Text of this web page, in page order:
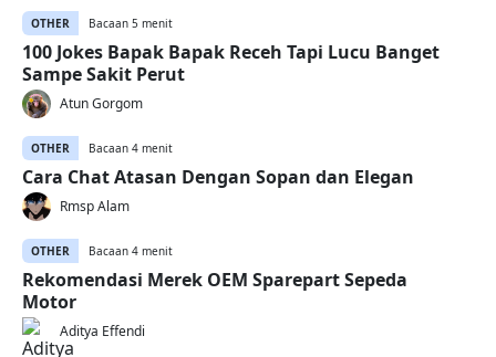
OTHER Bacaan 5 menit
100 Jokes Bapak Bapak Receh Tapi Lucu Banget
Sampe Sakit Perut
Atun Gorgom
OTHER Bacaan 4 menit
Cara Chat Atasan Dengan Sopan dan Elegan
Rmsp Alam
OTHER Bacaan 4 menit
Rekomendasi Merek OEM Sparepart Sepeda
Motor
Aditya Effendi